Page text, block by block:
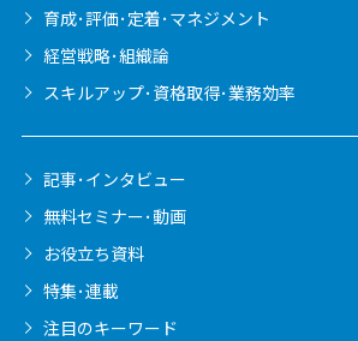
育成･評価･定着･マネジメント
経営戦略･組織論
スキルアップ･資格取得･業務効率
記事･インタビュー
無料セミナー･動画
お役立ち資料
特集･連載
注目のキーワード